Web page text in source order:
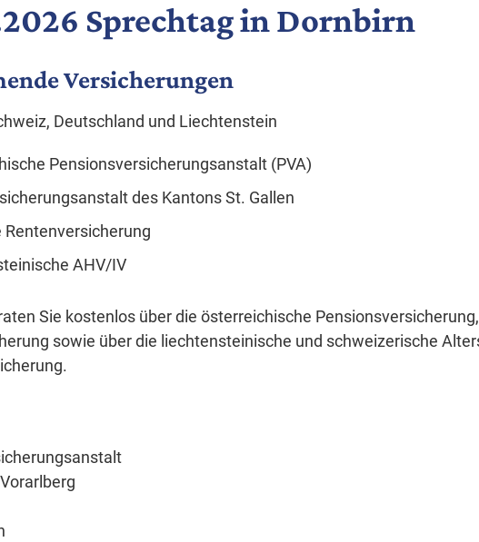
Sprechtag in Dornbirn
Versicherungen
Deutschland und Liechtenstein
Pensionsversicherungsanstalt (PVA)
des Kantons St. Gallen
Rentenversicherung
AHV/IV
Sie kostenlos über die österreichische
sowie über die liechtensteinische und schweizerische